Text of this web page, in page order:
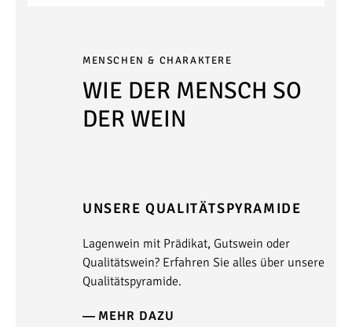
MENSCHEN & CHARAKTERE
WIE DER MENSCH SO
DER WEIN
UNSERE QUALITÄTSPYRAMIDE
Lagenwein mit Prädikat, Gutswein oder
Qualitätswein? Erfahren Sie alles über unsere
Qualitätspyramide.
MEHR DAZU